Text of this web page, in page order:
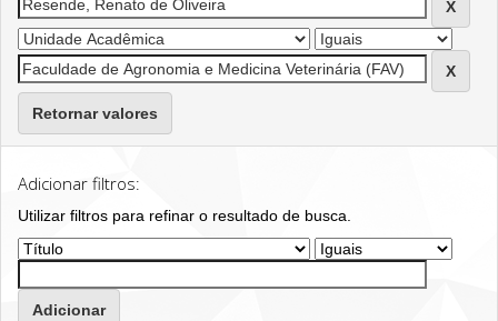
Retornar valores
Adicionar filtros:
Utilizar filtros para refinar o resultado de busca.